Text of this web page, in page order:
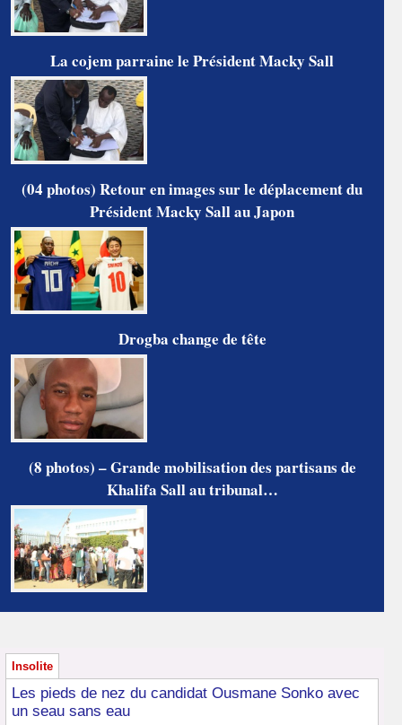
La cojem parraine le Président Macky Sall
(04 photos) Retour en images sur le déplacement du
Président Macky Sall au Japon
Drogba change de tête
(8 photos) – Grande mobilisation des partisans de
Khalifa Sall au tribunal…
Insolite
Les pieds de nez du candidat Ousmane Sonko avec
un seau sans eau